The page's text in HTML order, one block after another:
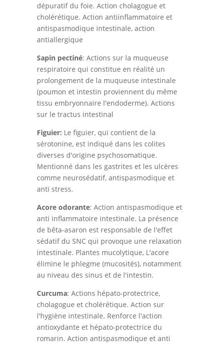
dépuratif du foie. Action cholagogue et
cholérétique. Action antiinflammatoire et
antispasmodique intestinale, action
antiallergique
Sapin pectiné: Actions sur la muqueuse
respiratoire qui constitue en réalité un
prolongement de la muqueuse intestinale
(poumon et intestin proviennent du même
tissu embryonnaire l'endoderme). Actions
sur le tractus intestinal
Figuier: Le figuier, qui contient de la
sérotonine, est indiqué dans les colites
diverses d'origine psychosomatique.
Mentionné dans les gastrites et les ulcères
comme neurosédatif, antispasmodique et
anti stress.
Acore odorante: Action antispasmodique et
anti inflammatoire intestinale. La présence
de bêta-asaron est responsable de l'effet
sédatif du SNC qui provoque une relaxation
intestinale. Plantes mucolytique, L'acore
élimine le phlegme (mucosités), notamment
au niveau des sinus et de l'intestin.
Curcuma: Actions hépato-protectrice,
cholagogue et cholérétique. Action sur
l'hygiène intestinale. Renforce l'action
antioxydante et hépato-protectrice du
romarin. Action antispasmodique et anti